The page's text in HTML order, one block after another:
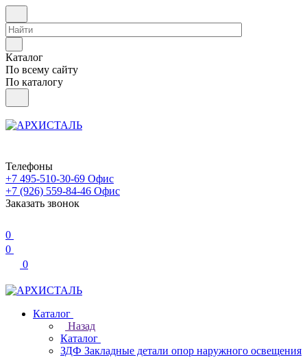
Каталог
По всему сайту
По каталогу
Телефоны
+7 495-510-30-69 Офис
+7 (926) 559-84-46 Офис
Заказать звонок
0
0
0
Каталог
Назад
Каталог
ЗДФ Закладные детали опор наружного освещения